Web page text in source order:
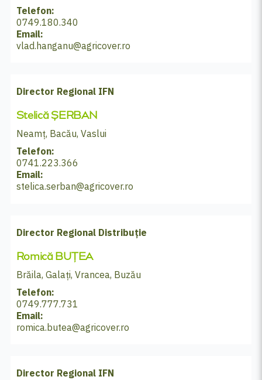
Telefon:
0749.180.340
Email:
vlad.hanganu@agricover.ro
Director Regional IFN
Stelică ȘERBAN
Neamț, Bacău, Vaslui
Telefon:
0741.223.366
Email:
stelica.serban@agricover.ro
Director Regional Distribuție
Romică BUȚEA
Brăila, Galați, Vrancea, Buzău
Telefon:
0749.777.731
Email:
romica.butea@agricover.ro
Director Regional IFN